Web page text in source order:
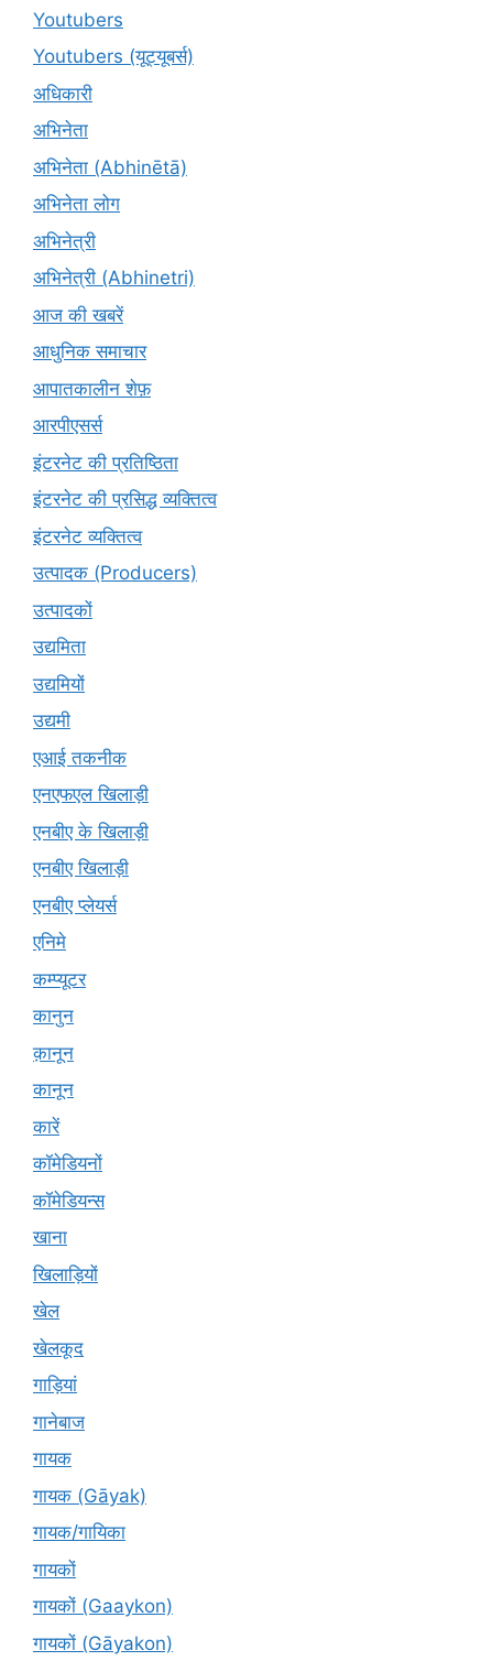
Youtubers
Youtubers (यूट्यूबर्स)
अधिकारी
अभिनेता
अभिनेता (Abhinētā)
अभिनेता लोग
अभिनेत्री
अभिनेत्री (Abhinetri)
आज की खबरें
आधुनिक समाचार
आपातकालीन शेफ़
आरपीएसर्स
इंटरनेट की प्रतिष्ठिता
इंटरनेट की प्रसिद्ध व्यक्तित्व
इंटरनेट व्यक्तित्व
उत्पादक (Producers)
उत्पादकों
उद्यमिता
उद्यमियों
उद्यमी
एआई तकनीक
एनएफएल खिलाड़ी
एनबीए के खिलाड़ी
एनबीए खिलाड़ी
एनबीए प्लेयर्स
एनिमे
कम्प्यूटर
कानुन
क़ानून
कानून
कारें
कॉमेडियनों
कॉमेडियन्स
खाना
खिलाड़ियों
खेल
खेलकूद
गाड़ियां
गानेबाज
गायक
गायक (Gāyak)
गायक/गायिका
गायकों
गायकों (Gaaykon)
गायकों (Gāyakon)